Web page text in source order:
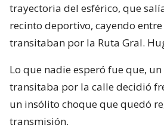
trayectoria del esférico, que
recinto deportivo, cayendo
transitaban por la Ruta Gral.
Lo que nadie esperó fue que,
transitaba por la calle decidió
un insólito choque que quedó
transmisión.